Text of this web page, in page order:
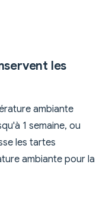
les
ambiante
1 semaine, ou
les tartes
ambiante pour la